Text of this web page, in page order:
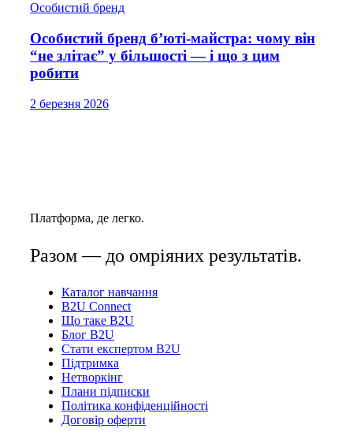
Особистий бренд
Особистий бренд б’юті-майстра: чому він
“не злітає” у більшості — і що з цим
робити
2 березня 2026
Платформа, де легко.
Разом — до омріяних результатів.
Каталог навчання
B2U Connect
Що таке B2U
Блог B2U
Стати експертом B2U
Підтримка
Нетворкінг
Плани підписки
Політика конфіденційності
Договір оферти